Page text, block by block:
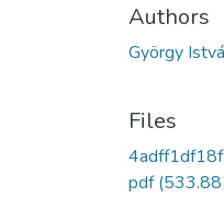
Authors
György
Files
pdf(533.88